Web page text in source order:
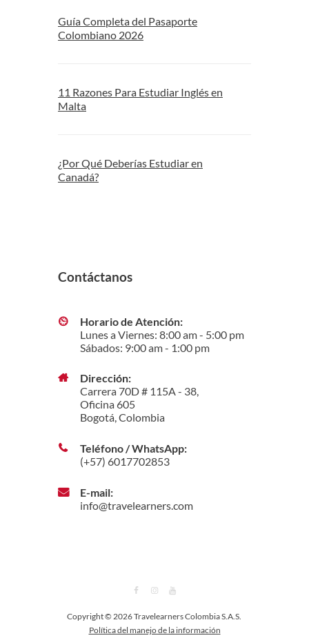
Guía Completa del Pasaporte
Colombiano 2026
11 Razones Para Estudiar Inglés en
Malta
¿Por Qué Deberías Estudiar en
Canadá?
Contáctanos
Horario de Atención:
Lunes a Viernes: 8:00 am - 5:00 pm
Sábados: 9:00 am - 1:00 pm
Dirección:
Carrera 70D # 115A - 38,
Oficina 605
Bogotá, Colombia
Teléfono / WhatsApp:
(+57) 6017702853
E-mail:
info@travelearners.com
Copyright © 2026 Travelearners Colombia S.A.S.
Política del manejo de la información